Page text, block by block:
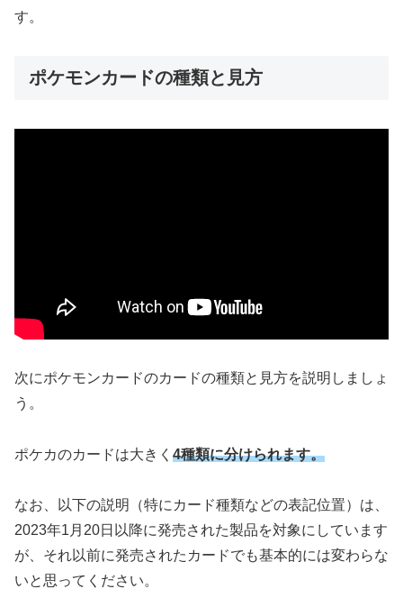
す。
ポケモンカードの種類と見方
次にポケモンカードのカードの種類と見方を説明しましょ
う。
ポケカのカードは大きく 4種類に分けられます。
なお、以下の説明（特にカード種類などの表記位置）は、
2023年1月20日以降に発売された製品を対象にしています
が、それ以前に発売されたカードでも基本的には変わらな
いと思ってください。